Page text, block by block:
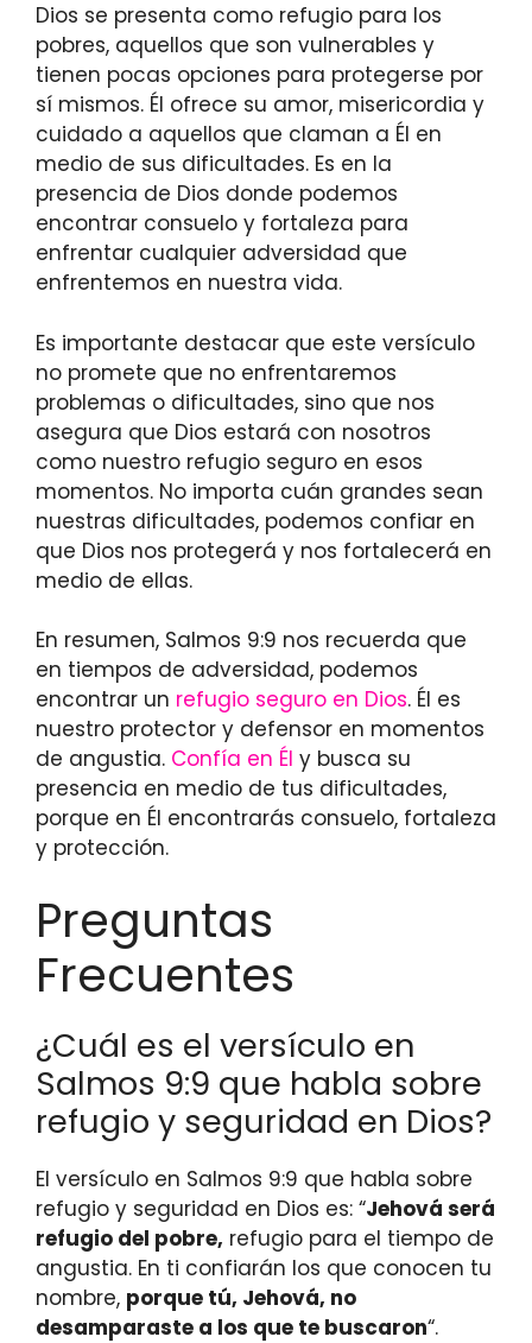
Dios se presenta como refugio para los
pobres, aquellos que son vulnerables y
tienen pocas opciones para protegerse por
sí mismos. Él ofrece su amor, misericordia y
cuidado a aquellos que claman a Él en
medio de sus dificultades. Es en la
presencia de Dios donde podemos
encontrar consuelo y fortaleza para
enfrentar cualquier adversidad que
enfrentemos en nuestra vida.
Es importante destacar que este versículo
no promete que no enfrentaremos
problemas o dificultades, sino que nos
asegura que Dios estará con nosotros
como nuestro refugio seguro en esos
momentos. No importa cuán grandes sean
nuestras dificultades, podemos confiar en
que Dios nos protegerá y nos fortalecerá en
medio de ellas.
En resumen, Salmos 9:9 nos recuerda que
en tiempos de adversidad, podemos
encontrar un refugio seguro en Dios. Él es
nuestro protector y defensor en momentos
de angustia. Confía en Él y busca su
presencia en medio de tus dificultades,
porque en Él encontrarás consuelo, fortaleza
y protección.
Preguntas
Frecuentes
¿Cuál es el versículo en
Salmos 9:9 que habla sobre
refugio y seguridad en Dios?
El versículo en Salmos 9:9 que habla sobre
refugio y seguridad en Dios es: “Jehová será
refugio del pobre, refugio para el tiempo de
angustia. En ti confiarán los que conocen tu
nombre, porque tú, Jehová, no
desamparaste a los que te buscaron“.